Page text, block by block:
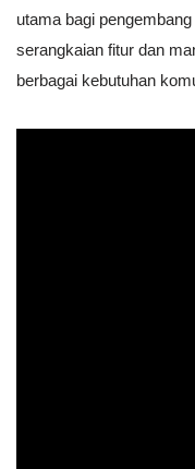
utama bagi
serangkaian fitur dan
berbagai kebutuhan